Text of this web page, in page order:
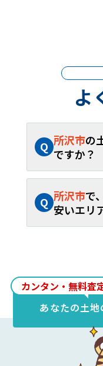
よ
Q 所沢市の
ですか？
A 所沢市の土
（約15.2万
価約19.8万
Q 所沢市で
安いエリ
円/坪（約
カンタン・無料査
あなたの土地